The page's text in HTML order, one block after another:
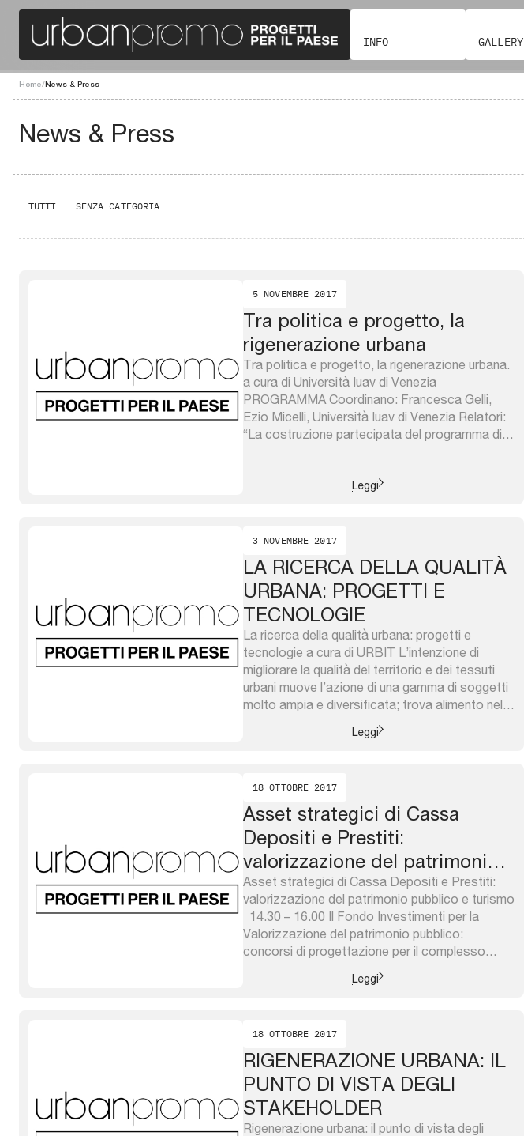
INFO GALLERY
Home/News & Press
News & Press
TUTTI SENZA CATEGORIA
5 NOVEMBRE 2017
Tra politica e progetto, la
rigenerazione urbana
Tra politica e progetto, la rigenerazione urbana.
a cura di Università Iuav di Venezia
PROGRAMMA Coordinano: Francesca Gelli,
Ezio Micelli, Università Iuav di Venezia Relatori:
“La costruzione partecipata del programma di
Venezia Andrea Iorio, Università Iuav di Venezia
Leggi
3 NOVEMBRE 2017
LA RICERCA DELLA QUALITÀ
URBANA: PROGETTI E
TECNOLOGIE
La ricerca della qualità urbana: progetti e
tecnologie a cura di URBIT L’intenzione di
migliorare la qualità del territorio e dei tessuti
urbani muove l’azione di una gamma di soggetti
molto ampia e diversificata; trova alimento nel
continuo e rapido sviluppo delle tecnologie; si
esprime in una molteplicità di progetti e di
Leggi
18 OTTOBRE 2017
Asset strategici di Cassa
Depositi e Prestiti:
valorizzazione del patrimonio
pubblico e turismo
Asset strategici di Cassa Depositi e Prestiti:
valorizzazione del patrimonio pubblico e turismo
14.30 – 16.00 Il Fondo Investimenti per la
Valorizzazione del patrimonio pubblico:
concorsi di progettazione per il complesso
Sangallo a Firenze e Sani a Bologna a cura di
CDPi Sgr Spa Le città europee si trasformano
Leggi
18 OTTOBRE 2017
RIGENERAZIONE URBANA: IL
PUNTO DI VISTA DEGLI
STAKEHOLDER
Rigenerazione urbana: il punto di vista degli